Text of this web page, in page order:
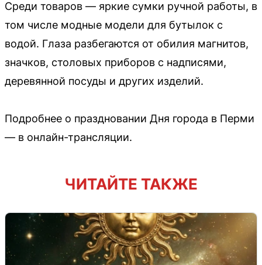
Среди товаров — яркие сумки ручной работы, в
том числе модные модели для бутылок с
водой. Глаза разбегаются от обилия магнитов,
значков, столовых приборов с надписями,
деревянной посуды и других изделий.
Подробнее о праздновании Дня города в Перми
— в онлайн-трансляции.
ЧИТАЙТЕ ТАКЖЕ